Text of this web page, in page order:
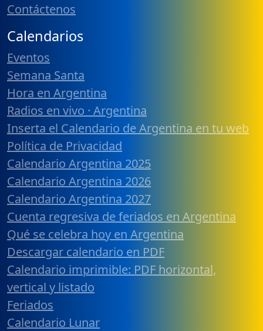
Contáctenos
Calendarios
Eventos
Semana Santa
Hora en Argentina
Radios en vivo · Argentina
Inserta el Calendario de Argentina en tu web
Política de Privacidad
Calendario Argentina 2025
Calendario Argentina 2026
Calendario Argentina 2027
Cuenta regresiva de feriados en Argentina
Qué se celebra hoy en Argentina
Descargar calendario en PDF
Calendario imprimible: PDF horizontal,
vertical y listado
Feriados
Calendario Lunar